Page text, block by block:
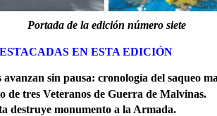
Portada de la edición número siete
EN ESTA EDICIÓN
avanzan sin pausa: cronología del saqueo
de tres Veteranos de Guerra de Malvinas.
destruye monumento a la Armada.